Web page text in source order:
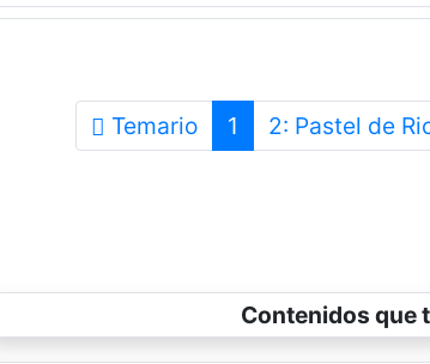
Temario 1 2: Pastel de
Contenidos que